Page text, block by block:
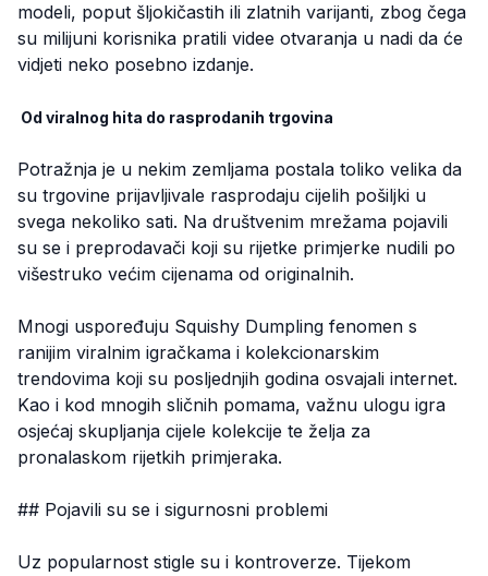
modeli, poput šljokičastih ili zlatnih varijanti, zbog čega
su milijuni korisnika pratili videe otvaranja u nadi da će
vidjeti neko posebno izdanje.
Od viralnog hita do rasprodanih trgovina
Potražnja je u nekim zemljama postala toliko velika da
su trgovine prijavljivale rasprodaju cijelih pošiljki u
svega nekoliko sati. Na društvenim mrežama pojavili
su se i preprodavači koji su rijetke primjerke nudili po
višestruko većim cijenama od originalnih.
Mnogi uspoređuju Squishy Dumpling fenomen s
ranijim viralnim igračkama i kolekcionarskim
trendovima koji su posljednjih godina osvajali internet.
Kao i kod mnogih sličnih pomama, važnu ulogu igra
osjećaj skupljanja cijele kolekcije te želja za
pronalaskom rijetkih primjeraka.
## Pojavili su se i sigurnosni problemi
Uz popularnost stigle su i kontroverze. Tijekom